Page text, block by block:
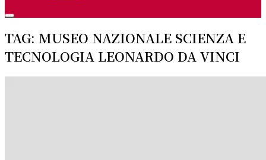
TAG: MUSEO NAZIONALE SCIENZA E
TECNOLOGIA LEONARDO DA VINCI